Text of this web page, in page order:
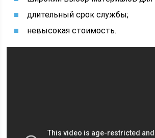
длительный срок службы;
невысокая стоимость.